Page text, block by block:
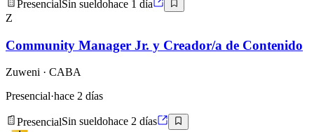
PresencialSin sueldohace 1 día
Z
Community Manager Jr. y Creador/a de Contenido
Zuweni · CABA
Presencial·hace 2 días
PresencialSin sueldohace 2 días